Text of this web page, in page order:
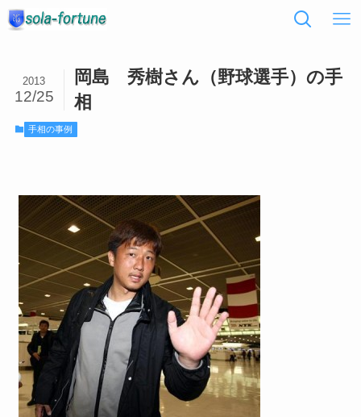
岡島 秀樹さん（野球選手）の手
相
2013
12/25
手相の事例